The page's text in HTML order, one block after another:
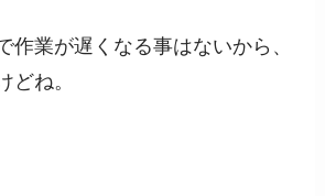
作業が遅くなる事はないから、
どね。